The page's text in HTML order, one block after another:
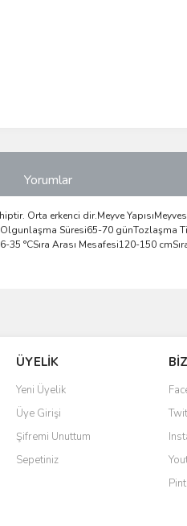
Yorumlar
Orta erkenci dir.Meyve
Süresi65-70 günTozlaşma
°CSıra Arası Mesafesi120-150
ÜYELİK
Yeni Üyelik
Üye Girişi
Şifremi Unuttum
Sepetiniz